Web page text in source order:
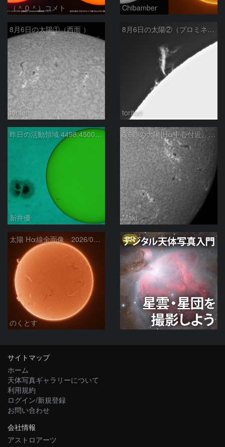
（＾０＾）コメト Chibamber
8月6日の太陽①（西面 ）
toritori
8月6日の太陽②（プロミネン北東縁 ）
toritori
昨日の活動領域 4498,4500：2026/08/05
新井優
8/6朝の太陽(Hα中心付近、4498、4502付近)
Maki
太陽 Hα線全面像 2026/08/06
のくとす
PR
サイトマップ
ホーム
天体写真ギャラリーについて
利用規約
ログイン/新規登録
お問い合わせ
会社情報
アストロアーツ